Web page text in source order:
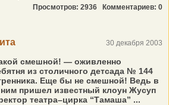
Просмотров: 2936 Комментариев: 0
30 декабря 2003
смешной! — оживленно
из столичного детсада № 144
Еще бы не смешной! Ведь в
ним пришел известный клоун Жусуп
театра–цирка “Тамаша” ...